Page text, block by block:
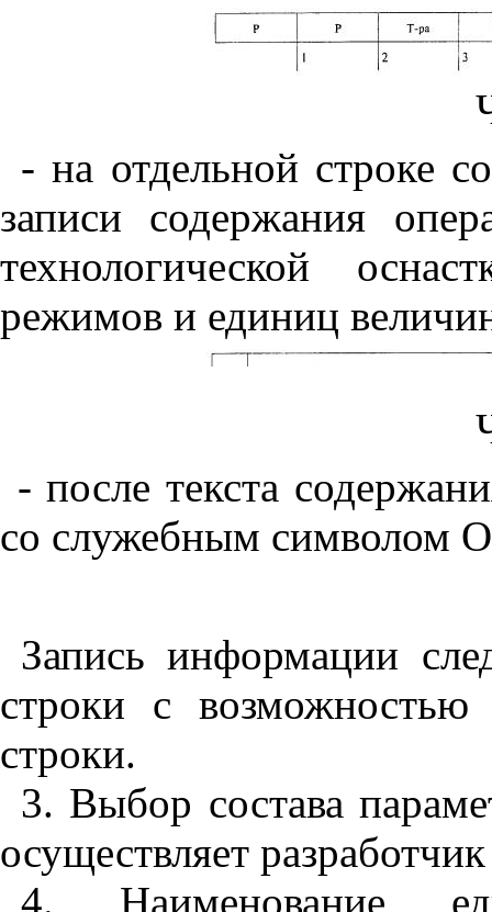
- на отдельной строке
записи содержания
технологической
режимов и единиц
- после текста
со служебным символом
Запись информации
строки с
строки.
3. Выбор состава
осуществляет
4. Наименование